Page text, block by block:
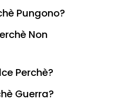
Pungono?
Non
Perchè?
Guerra?